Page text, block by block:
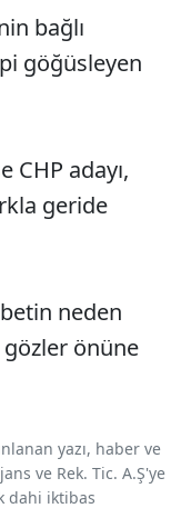
bağlı
göğüsleyen
CHP adayı,
geride
neden
önüne
yazı, haber ve
ve Rek. Tic. A.Ş'ye
dahi iktibas